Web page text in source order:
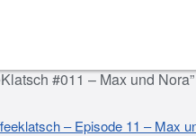
#011 – Max und Nora”
– Episode 11 – Max